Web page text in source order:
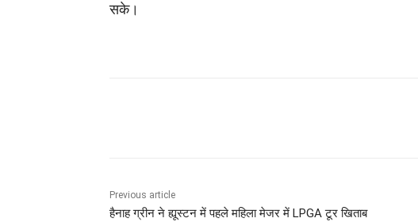
सके।
Previous article
हैनाह ग्रीन ने ह्यूस्टन में पहले महिला मेजर में LPGA टूर खिताब